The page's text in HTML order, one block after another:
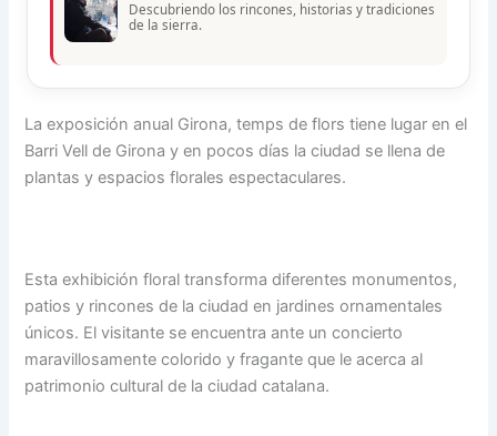
Descubriendo los rincones, historias y tradiciones
de la sierra.
La exposición anual Girona, temps de flors tiene lugar en el
Barri Vell de Girona y en pocos días la ciudad se llena de
plantas y espacios florales espectaculares.
Esta exhibición floral transforma diferentes monumentos,
patios y rincones de la ciudad en jardines ornamentales
únicos. El visitante se encuentra ante un concierto
maravillosamente colorido y fragante que le acerca al
patrimonio cultural de la ciudad catalana.